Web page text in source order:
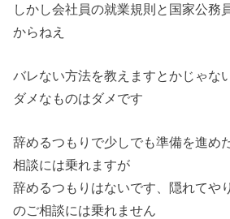
しかし会社員の就業規則と国家公務
からねえ
バレない方法を教えますとかじゃな
ダメなものはダメです
辞めるつもりで少しでも準備を進め
相談には乗れますが
辞めるつもりはないです、隠れてや
のご相談には乗れません